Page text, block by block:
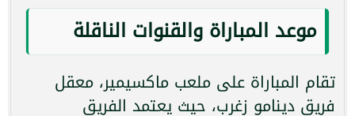
موعد المباراة والقنوات الناقلة
تقام المباراة على ملعب ماكسيمير، معقل
فريق دينامو زغرب، حيث يعتمد الفريق